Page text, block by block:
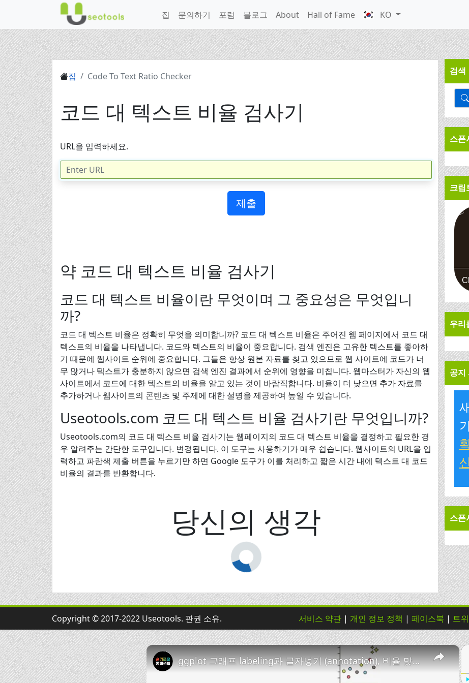
집 문의하기 포럼 블로그 About Hall of Fame KO
집 Code To Text Ratio Checker
코드 대 텍스트 비율 검사기
URL을 입력하세요.
약 코드 대 텍스트 비율 검사기
코드 대 텍스트 비율이란 무엇이며 그 중요성은 무엇입니
까?
코드 대 텍스트 비율은 정확히 무엇을 의미합니까? 코드 대 텍스트 비율은 주어진 웹 페이지에서 코드 대
텍스트의 비율을 나타냅니다. 코드와 텍스트의 비율이 중요합니다. 검색 엔진은 고유한 텍스트를 좋아하
기 때문에 웹사이트 순위에 중요합니다. 그들은 항상 원본 자료를 찾고 있으므로 웹 사이트에 코드가 너
무 많거나 텍스트가 충분하지 않으면 검색 엔진 결과에서 순위에 영향을 미칩니다. 웹마스터가 자신의 웹
사이트에서 코드에 대한 텍스트의 비율을 알고 있는 것이 바람직합니다. 비율이 더 낮으면 추가 자료를
추가하거나 웹사이트의 콘텐츠 및 주제에 대한 설명을 제공하여 높일 수 있습니다.
Useotools.com 코드 대 텍스트 비율 검사기란 무엇입니까?
Useotools.com의 코드 대 텍스트 비율 검사기는 웹페이지의 코드 대 텍스트 비율을 결정하고 필요한 경
우 알려주는 간단한 도구입니다. 변경됩니다. 이 도구는 사용하기가 매우 쉽습니다. 웹사이트의 URL을 입
력하고 파란색 제출 버튼을 누르기만 하면 Google 도구가 이를 처리하고 짧은 시간 내에 텍스트 대 코드
비율의 결과를 반환합니다.
당신의 생각
검색
스폰
크립
우리
공지
스폰
Copyright © 2017-2022 Useotools. 판권 소유. 서비스 약관 | 개인 정보 정책 | 페이스북 | 트
×
ggplot 그래프 labeling과 글자넣기 (annotation), 비율 맞추기, 워터마크 넣기! - ggplot 튜토리얼 4편